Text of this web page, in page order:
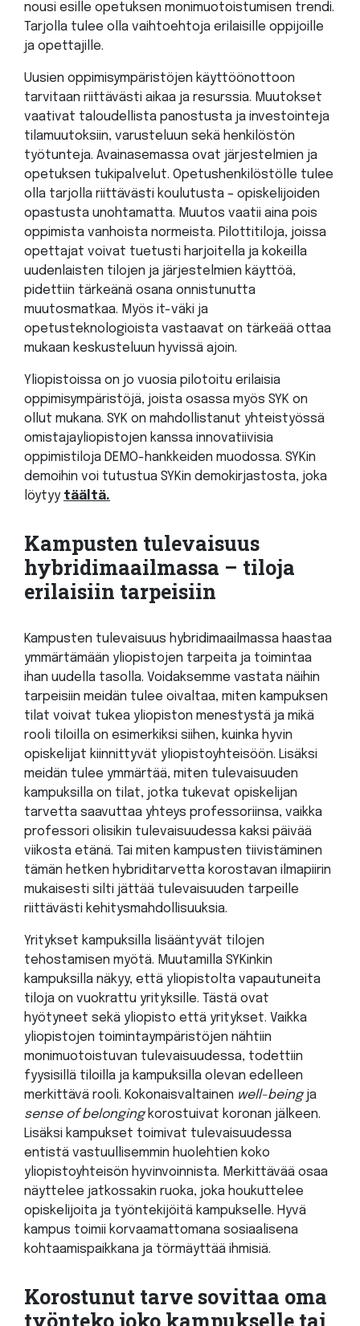
nousi esille opetuksen monimuotoistumisen trendi.
Tarjolla tulee olla vaihtoehtoja erilaisille oppijoille
ja opettajille.
Uusien oppimisympäristöjen käyttöönottoon
tarvitaan riittävästi aikaa ja resurssia. Muutokset
vaativat taloudellista panostusta ja investointeja
tilamuutoksiin, varusteluun sekä henkilöstön
työtunteja. Avainasemassa ovat järjestelmien ja
opetuksen tukipalvelut. Opetushenkilöstölle tulee
olla tarjolla riittävästi koulutusta – opiskelijoiden
opastusta unohtamatta. Muutos vaatii aina pois
oppimista vanhoista normeista. Pilottitiloja, joissa
opettajat voivat tuetusti harjoitella ja kokeilla
uudenlaisten tilojen ja järjestelmien käyttöä,
pidettiin tärkeänä osana onnistunutta
muutosmatkaa. Myös it-väki ja
opetusteknologioista vastaavat on tärkeää ottaa
mukaan keskusteluun hyvissä ajoin.
Yliopistoissa on jo vuosia pilotoitu erilaisia
oppimisympäristöjä, joista osassa myös SYK on
ollut mukana. SYK on mahdollistanut yhteistyössä
omistajayliopistojen kanssa innovatiivisia
oppimistiloja DEMO-hankkeiden muodossa. SYKin
demoihin voi tutustua SYKin demokirjastosta, joka
löytyy täältä.
Kampusten tulevaisuus
hybridimaailmassa – tiloja
erilaisiin tarpeisiin
Kampusten tulevaisuus hybridimaailmassa haastaa
ymmärtämään yliopistojen tarpeita ja toimintaa
ihan uudella tasolla. Voidaksemme vastata näihin
tarpeisiin meidän tulee oivaltaa, miten kampuksen
tilat voivat tukea yliopiston menestystä ja mikä
rooli tiloilla on esimerkiksi siihen, kuinka hyvin
opiskelijat kiinnittyvät yliopistoyhteisöön. Lisäksi
meidän tulee ymmärtää, miten tulevaisuuden
kampuksilla on tilat, jotka tukevat opiskelijan
tarvetta saavuttaa yhteys professoriinsa, vaikka
professori olisikin tulevaisuudessa kaksi päivää
viikosta etänä. Tai miten kampusten tiivistäminen
tämän hetken hybriditarvetta korostavan ilmapiirin
mukaisesti silti jättää tulevaisuuden tarpeille
riittävästi kehitysmahdollisuuksia.
Yritykset kampuksilla lisääntyvät tilojen
tehostamisen myötä. Muutamilla SYKinkin
kampuksilla näkyy, että yliopistolta vapautuneita
tiloja on vuokrattu yrityksille. Tästä ovat
hyötyneet sekä yliopisto että yritykset. Vaikka
yliopistojen toimintaympäristöjen nähtiin
monimuotoistuvan tulevaisuudessa, todettiin
fyysisillä tiloilla ja kampuksilla olevan edelleen
merkittävä rooli. Kokonaisvaltainen well-beingja
sense of belongingkorostuivat koronan jälkeen.
Lisäksi kampukset toimivat tulevaisuudessa
entistä vastuullisemmin huolehtien koko
yliopistoyhteisön hyvinvoinnista. Merkittävää osaa
näyttelee jatkossakin ruoka, joka houkuttelee
opiskelijoita ja työntekijöitä kampukselle. Hyvä
kampus toimii korvaamattomana sosiaalisena
kohtaamispaikkana ja törmäyttää ihmisiä.
Korostunut tarve sovittaa oma